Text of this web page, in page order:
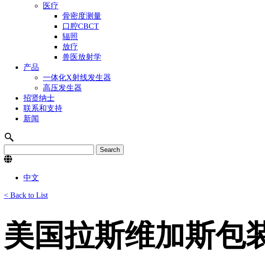
医疗
骨密度测量
口腔CBCT
辐照
放疗
兽医放射学
产品
一体化X射线发生器
高压发生器
招贤纳士
联系和支持
新闻
中文
< Back to List
美国拉斯维加斯包